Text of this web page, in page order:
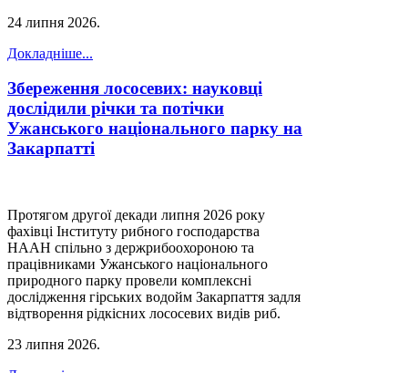
24 липня 2026.
Докладніше...
Збереження лососевих: науковці
дослідили річки та потічки
Ужанського національного парку на
Закарпатті
Протягом другої декади липня 2026 року
фахівці Інституту рибного господарства
НААН спільно з держрибоохороною та
працівниками Ужанського національного
природного парку провели комплексні
дослідження гірських водойм Закарпаття задля
відтворення рідкісних лососевих видів риб.
23 липня 2026.